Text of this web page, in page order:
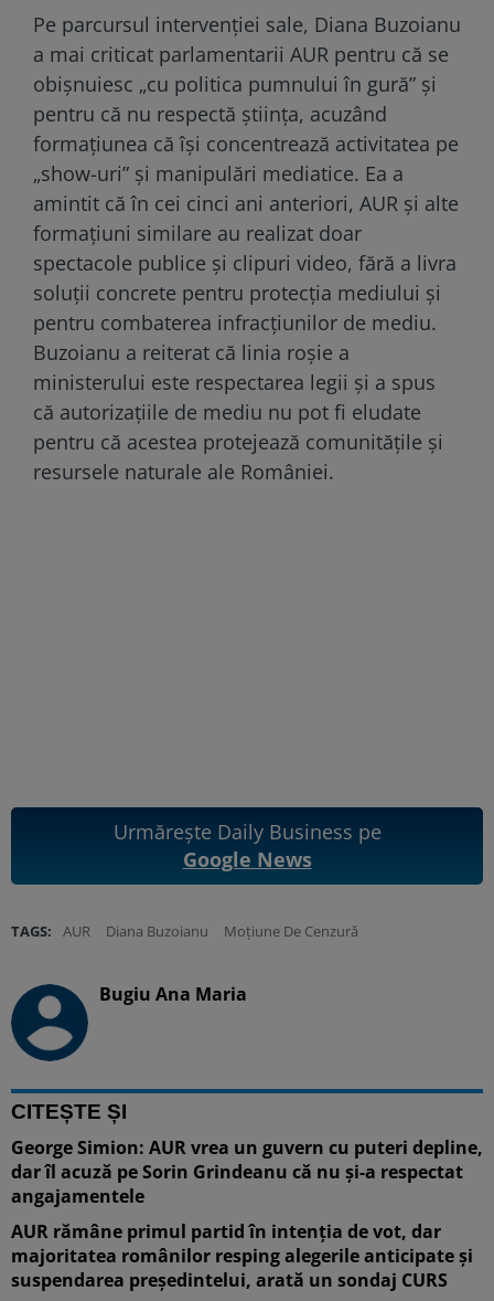
Pe parcursul intervenției sale, Diana Buzoianu
a mai criticat parlamentarii AUR pentru că se
obișnuiesc „cu politica pumnului în gură” și
pentru că nu respectă știința, acuzând
formațiunea că își concentrează activitatea pe
„show-uri” și manipulări mediatice. Ea a
amintit că în cei cinci ani anteriori, AUR și alte
formațiuni similare au realizat doar
spectacole publice și clipuri video, fără a livra
soluții concrete pentru protecția mediului și
pentru combaterea infracțiunilor de mediu.
Buzoianu a reiterat că linia roșie a
ministerului este respectarea legii și a spus
că autorizațiile de mediu nu pot fi eludate
pentru că acestea protejează comunitățile și
resursele naturale ale României.
Urmărește Daily Business pe
Google News
TAGS: AUR Diana Buzoianu Moțiune De Cenzură
Bugiu ⁠Ana Maria
CITEȘTE ȘI
George Simion: AUR vrea un guvern cu puteri depline,
dar îl acuză pe Sorin Grindeanu că nu și-a respectat
angajamentele
AUR rămâne primul partid în intenția de vot, dar
majoritatea românilor resping alegerile anticipate și
suspendarea președintelui, arată un sondaj CURS